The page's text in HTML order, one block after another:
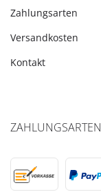
Zahlungsarten
Versandkosten
Kontakt
ZAHLUNGSARTEN